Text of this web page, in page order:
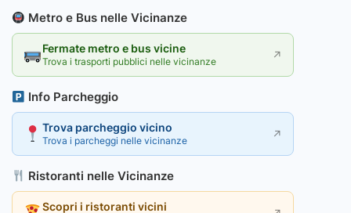
Metro e Bus nelle Vicinanze
Fermate metro e bus vicine
Trova i trasporti pubblici nelle vicinanze ↗
Info Parcheggio
Trova parcheggio vicino
Trova i parcheggi nelle vicinanze ↗
Ristoranti nelle Vicinanze
Scopri i ristoranti vicini